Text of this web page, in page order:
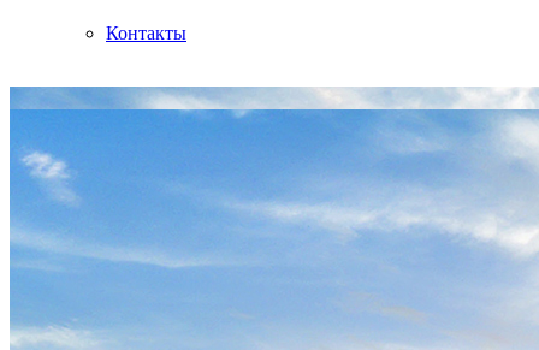
Контакты